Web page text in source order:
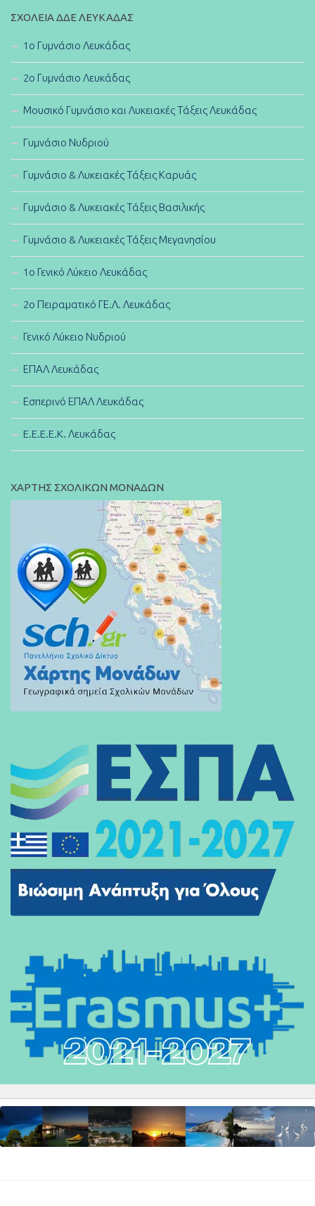
ΣΧΟΛΕΊΑ ΔΔΕ ΛΕΥΚΆΔΑΣ
1ο Γυμνάσιο Λευκάδας
2ο Γυμνάσιο Λευκάδας
Μουσικό Γυμνάσιο και Λυκειακές Τάξεις Λευκάδας
Γυμνάσιο Νυδριού
Γυμνάσιο & Λυκειακές Τάξεις Καρυάς
Γυμνάσιο & Λυκειακές Τάξεις Βασιλικής
Γυμνάσιο & Λυκειακές Τάξεις Μεγανησίου
1ο Γενικό Λύκειο Λευκάδας
2ο Πειραματικό ΓΕ.Λ. Λευκάδας
Γενικό Λύκειο Νυδριού
ΕΠΑΛ Λευκάδας
Εσπερινό ΕΠΑΛ Λευκάδας
E.E.E.E.K. Λευκάδας
ΧΑΡΤΗΣ ΣΧΟΛΙΚΩΝ ΜΟΝΑΔΩΝ